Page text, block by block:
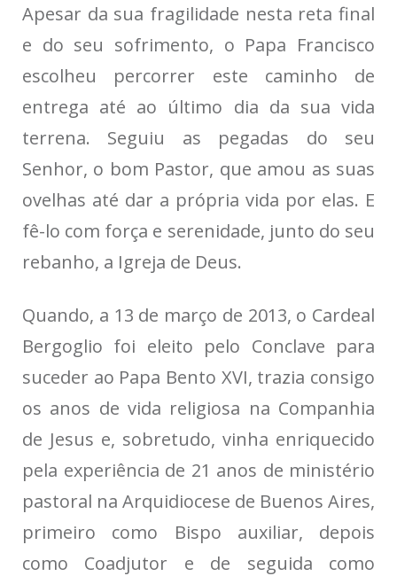
Apesar da sua fragilidade nesta reta final
e do seu sofrimento, o Papa Francisco
escolheu percorrer este caminho de
entrega até ao último dia da sua vida
terrena. Seguiu as pegadas do seu
Senhor, o bom Pastor, que amou as suas
ovelhas até dar a própria vida por elas. E
fê-lo com força e serenidade, junto do seu
rebanho, a Igreja de Deus.
Quando, a 13 de março de 2013, o Cardeal
Bergoglio foi eleito pelo Conclave para
suceder ao Papa Bento XVI, trazia consigo
os anos de vida religiosa na Companhia
de Jesus e, sobretudo, vinha enriquecido
pela experiência de 21 anos de ministério
pastoral na Arquidiocese de Buenos Aires,
primeiro como Bispo auxiliar, depois
como Coadjutor e de seguida como